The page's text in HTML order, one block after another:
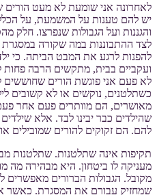
לאחרונה אני שומעת לא מעט הורים
יש להם טענות על המשמעת, על
והגננות ועל הגבולות שנפרצו. חלק
לצד ההתבוננות במה שקורה במסגרת
להפנות לרגע את המבט הביתה. כי
ועקביים בבית, מתקשים הרבה פחות
לא פעם אני פוגשת הורים שחוששים
כשתלטנים, נוקשים או לא קשובים
מאושרים, הם מוותרים פעם אחר
שהילדים כבר יבינו לבד. אלא
להם. הם זקוקים להורים שמובילים
תקיפות אינה שתלטנות. שתלטנות
מעניקה לו ביטחון. היא מבהירה מה
מקובל. הגבולות הברורים מאפשרים
שמחזיק עבורם את המסגרת. כאשר